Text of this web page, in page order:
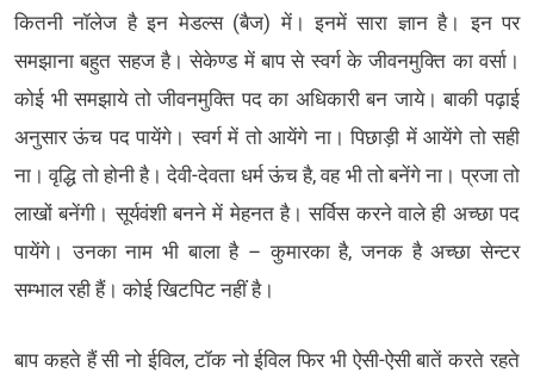
कितनी नॉलेज है इन मेडल्स (बैज) में। इनमें सारा ज्ञान है। इन पर
समझाना बहुत सहज है। सेकेण्ड में बाप से स्वर्ग के जीवनमुक्ति का वर्सा।
कोई भी समझाये तो जीवनमुक्ति पद का अधिकारी बन जाये। बाकी पढ़ाई
अनुसार ऊंच पद पायेंगे। स्वर्ग में तो आयेंगे ना। पिछाड़ी में आयेंगे तो सही
ना। वृद्धि तो होनी है। देवी-देवता धर्म ऊंच है, वह भी तो बनेंगे ना। प्रजा तो
लाखों बनेंगी। सूर्यवंशी बनने में मेहनत है। सर्विस करने वाले ही अच्छा पद
पायेंगे। उनका नाम भी बाला है – कुमारका है, जनक है अच्छा सेन्टर
सम्भाल रही हैं। कोई खिटपिट नहीं है।
बाप कहते हैं सी नो ईविल, टॉक नो ईविल फिर भी ऐसी-ऐसी बातें करते रहते